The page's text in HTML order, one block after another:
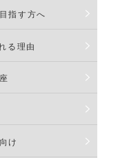
指す方へ
る理由
け